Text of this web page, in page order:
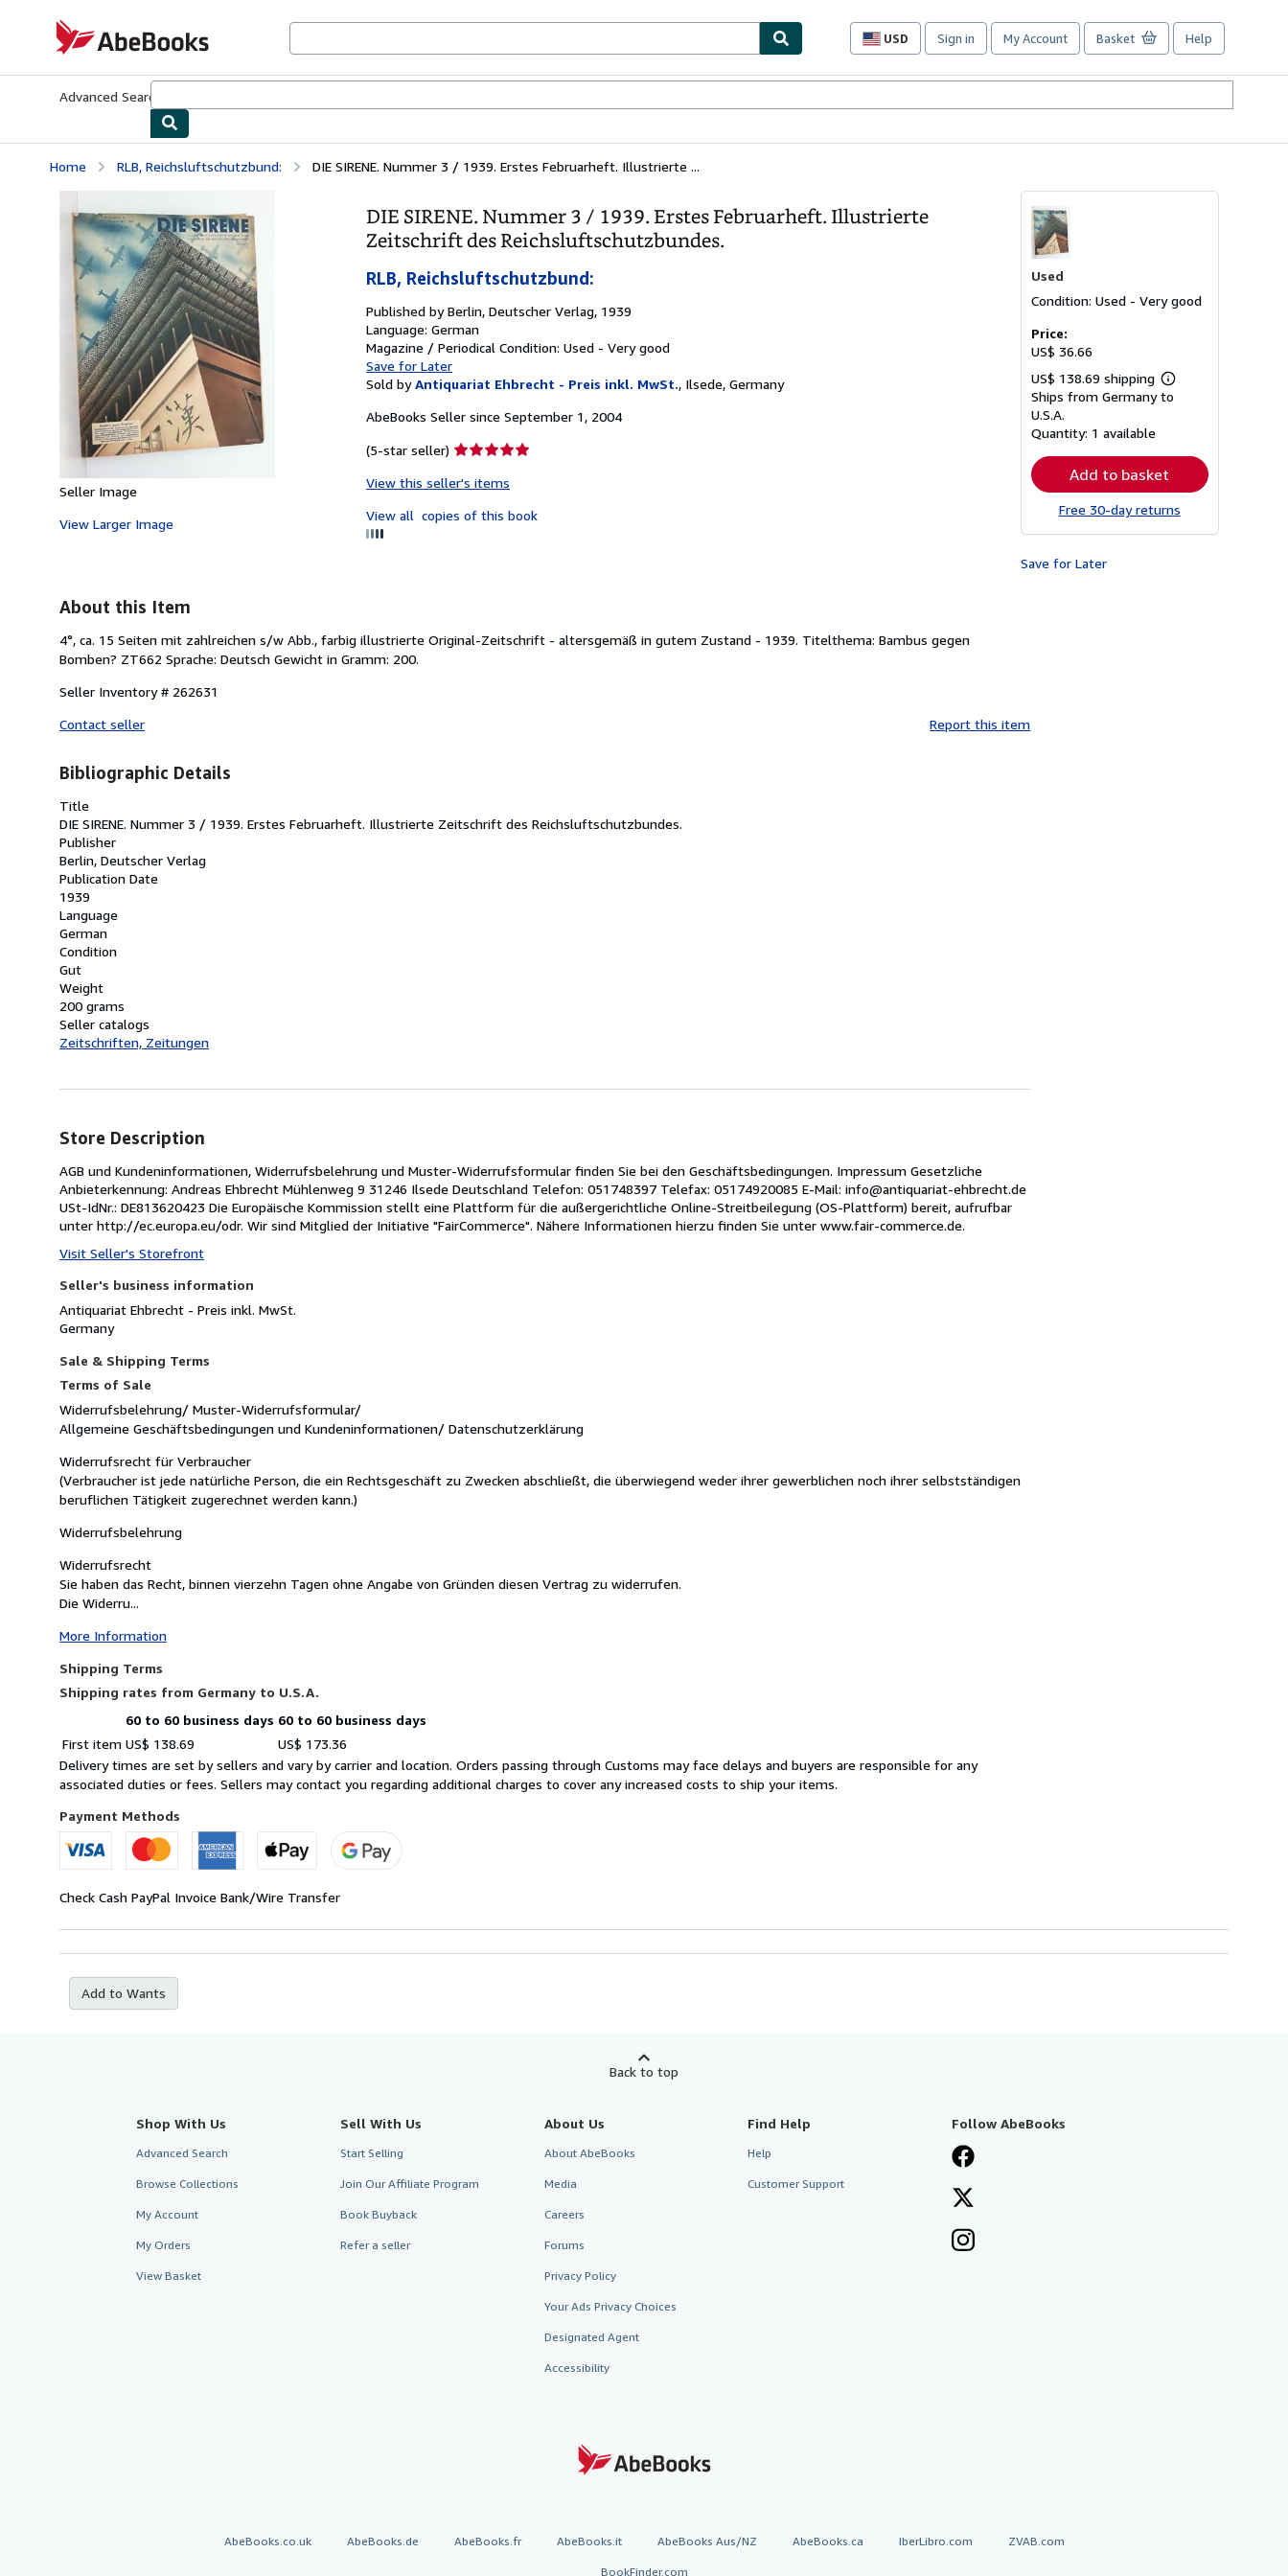
AbeBooks.com
USD
Site
preferences
Sign in My Account Basket Help
Advanced Search
Home RLB, Reichsluftschutzbund: DIE SIRENE. Nummer 3 / 1939. Erstes Februarheft. Illustrierte ...
Seller Image
View Larger Image
DIE SIRENE. Nummer 3 / 1939. Erstes Februarheft. Illustrierte
Zeitschrift des Reichsluftschutzbundes.
RLB, Reichsluftschutzbund:
Published byBerlin, Deutscher Verlag, 1939
Language: German
Magazine / Periodical Condition: Used - Very good
Save for Later
Sold by Antiquariat Ehbrecht - Preis inkl. MwSt., Ilsede, Germany
AbeBooks Seller since September 1, 2004
(5-star seller) Seller
5
of
View this seller's items
View all copies of this book
Used
Condition: Used - Very good
Price:
US$ 36.66
US$ 138.69 shipping
Learn
more
Ships from Germany to
U.S.A.
Quantity: 1 available
Add to basket
Free 30-day returns
Save for Later
About this Item
4°, ca. 15 Seiten mit zahlreichen s/w Abb., farbig illustrierte Original-Zeitschrift - altersgemäß in gutem Zustand - 1939. Titelthema: Bambus gegen
Bomben? ZT662 Sprache: Deutsch Gewicht in Gramm: 200.
Seller Inventory # 262631
Contact seller
Report this item
Bibliographic Details
Title
DIE SIRENE. Nummer 3 / 1939. Erstes Februarheft. Illustrierte Zeitschrift des Reichsluftschutzbundes.
Publisher
Berlin, Deutscher Verlag
Publication Date
1939
Language
German
Condition
Gut
Weight
200 grams
Seller catalogs
Zeitschriften, Zeitungen
Store Description
AGB und Kundeninformationen, Widerrufsbelehrung und Muster-Widerrufsformular finden Sie bei den Geschäftsbedingungen. Impressum Gesetzliche
Anbieterkennung: Andreas Ehbrecht Mühlenweg 9 31246 Ilsede Deutschland Telefon: 051748397 Telefax: 05174920085 E-Mail: info@antiquariat-ehbrecht.de
USt-IdNr.: DE813620423 Die Europäische Kommission stellt eine Plattform für die außergerichtliche Online-Streitbeilegung (OS-Plattform) bereit, aufrufbar
unter http://ec.europa.eu/odr. Wir sind Mitglied der Initiative "FairCommerce". Nähere Informationen hierzu finden Sie unter www.fair-commerce.de.
Visit Seller's Storefront
Seller's business information
Antiquariat Ehbrecht - Preis inkl. MwSt.
Germany
Sale & Shipping Terms
Terms of Sale
Widerrufsbelehrung/ Muster-Widerrufsformular/
Allgemeine Geschäftsbedingungen und Kundeninformationen/ Datenschutzerklärung
Widerrufsrecht für Verbraucher
(Verbraucher ist jede natürliche Person, die ein Rechtsgeschäft zu Zwecken abschließt, die überwiegend weder ihrer gewerblichen noch ihrer selbstständigen
beruflichen Tätigkeit zugerechnet werden kann.)
Widerrufsbelehrung
Widerrufsrecht
Sie haben das Recht, binnen vierzehn Tagen ohne Angabe von Gründen diesen Vertrag zu widerrufen.
Die Widerru...
More Information
Shipping Terms
Shipping rates from Germany to U.S.A.
Shipping
rates
Germany
to
quantity
60 to 60 business days 60 to 60 business days
First item US$ 138.69
US$ 173.36
Delivery times are set by sellers and vary by carrier and location. Orders passing through Customs may face delays and buyers are responsible for any
associated duties or fees. Sellers may contact you regarding additional charges to cover any increased costs to ship your items.
Payment Methods
Check Cash PayPal Invoice Bank/Wire Transfer
Add to Wants
Back to top
Shop With Us
Advanced Search
Browse Collections
My Account
My Orders
View Basket
Sell With Us
Start Selling
Join Our Affiliate Program
Book Buyback
Refer a seller
About Us
About AbeBooks
Media
Careers
Forums
Privacy Policy
Your Ads Privacy Choices
Designated Agent
Accessibility
Find Help
Help
Customer Support
Follow AbeBooks
AbeBooks.co.uk AbeBooks.de AbeBooks.fr AbeBooks.it AbeBooks Aus/NZ AbeBooks.ca IberLibro.com ZVAB.com
BookFinder.com